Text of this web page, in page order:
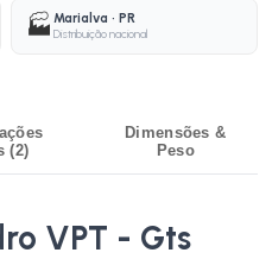
🏭 Marialva · PR
Distribuição nacional
(2)
Dimensões &
Peso
VPT - Gts